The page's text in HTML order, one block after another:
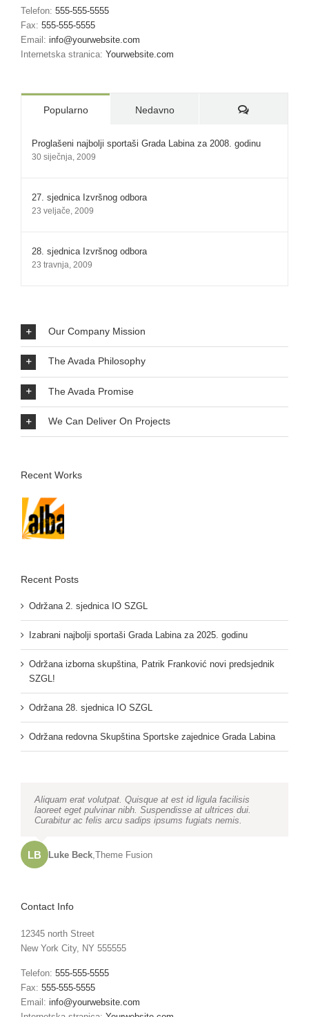
Telefon: 555-555-5555
Fax: 555-555-5555
Email: info@yourwebsite.com
Internetska stranica: Yourwebsite.com
Popularno Nedavno Komentari:
Proglašeni najbolji sportaši Grada Labina za 2008. godinu
30 siječnja, 2009
27. sjednica Izvršnog odbora
23 veljače, 2009
28. sjednica Izvršnog odbora
23 travnja, 2009
Our Company Mission
The Avada Philosophy
The Avada Promise
We Can Deliver On Projects
Recent Works
Recent Posts
Održana 2. sjednica IO SZGL
Izabrani najbolji sportaši Grada Labina za 2025. godinu
Održana izborna skupština, Patrik Franković novi predsjednik
SZGL!
Održana 28. sjednica IO SZGL
Održana redovna Skupština Sportske zajednice Grada Labina
Neque porro quisquam est, qui dolorem ipsum quia dolor sit
amet, consec tetur, adipisci velit, sed quia non numquam
eius modi tempora voluptas amets unser.
JD John Doe,My Company
Aliquam erat volutpat. Quisque at est id ligula facilisis
laoreet eget pulvinar nibh. Suspendisse at ultrices dui.
Curabitur ac felis arcu sadips ipsums fugiats nemis.
LB Luke Beck Theme Fusion
Contact Info
12345 north Street
New York City, NY 555555
Telefon: 555-555-5555
Fax: 555-555-5555
Email: info@yourwebsite.com